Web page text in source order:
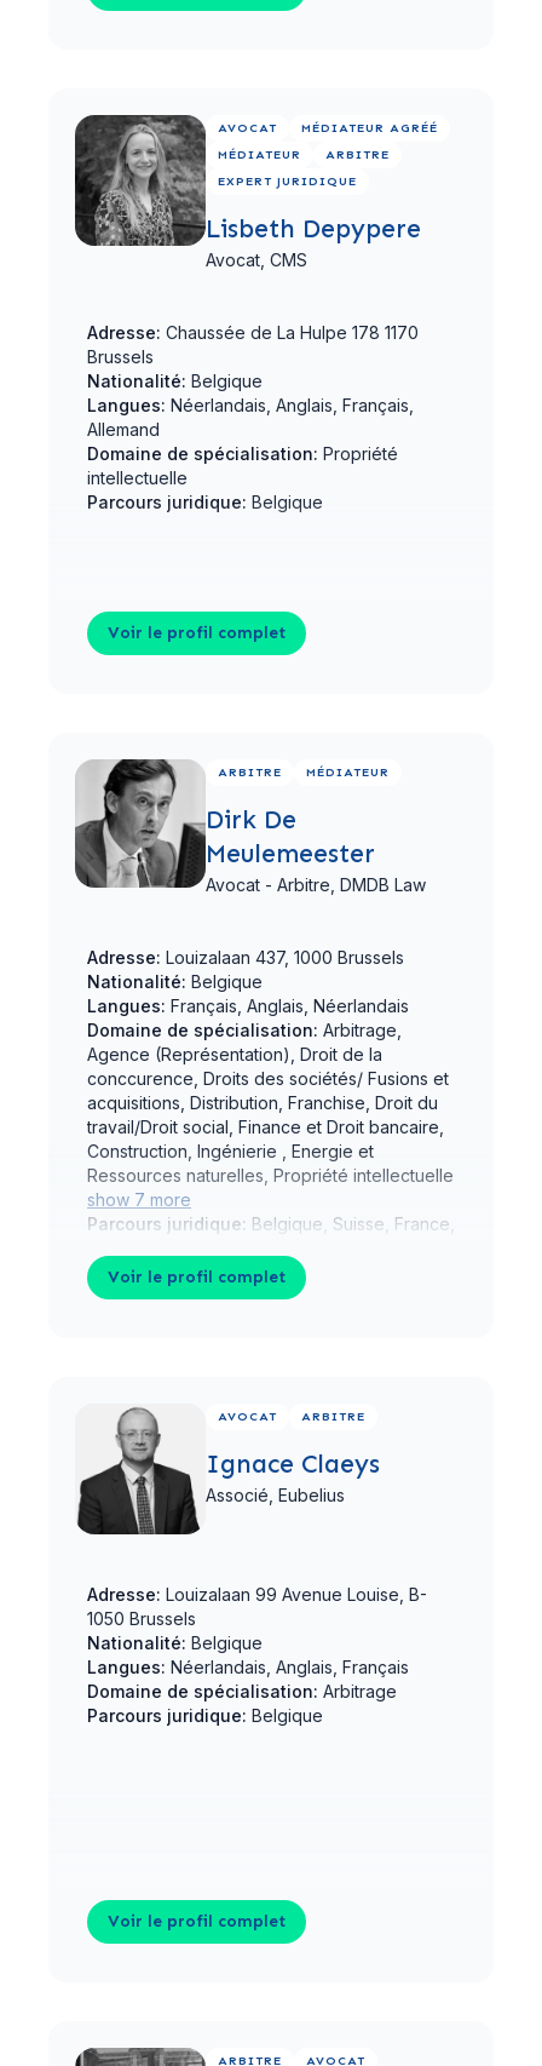
AVOCAT
MÉDIATEUR AGRÉÉ
MÉDIATEUR
ARBITRE
EXPERT JURIDIQUE
Lisbeth Depypere
Avocat, CMS
Adresse: Chaussée de La Hulpe 178 1170
Brussels
Nationalité: Belgique
Langues: Néerlandais, Anglais, Français,
Allemand
Domaine de spécialisation: Propriété
intellectuelle
Parcours juridique: Belgique
Voir le profil complet
ARBITRE MÉDIATEUR
Dirk De
Meulemeester
Avocat - Arbitre, DMDB Law
Adresse: Louizalaan 437, 1000 Brussels
Nationalité: Belgique
Langues: Français, Anglais, Néerlandais
Domaine de spécialisation: Arbitrage,
Agence (Représentation), Droit de la
conccurence, Droits des sociétés/ Fusions et
acquisitions, Distribution, Franchise, Droit du
travail/Droit social, Finance et Droit bancaire,
Construction, Ingénierie , Energie et
Ressources naturelles, Propriété intellectuelle
show 7 more
Parcours juridique: Belgique, Suisse, France,
Voir le profil complet
AVOCAT ARBITRE
Ignace Claeys
Associé, Eubelius
Adresse: Louizalaan 99 Avenue Louise, B-
1050 Brussels
Nationalité: Belgique
Langues: Néerlandais, Anglais, Français
Domaine de spécialisation: Arbitrage
Parcours juridique: Belgique
Voir le profil complet
ARBITRE AVOCAT